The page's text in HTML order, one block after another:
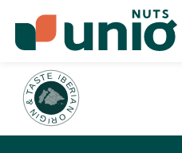
人员
产品
产业
零售